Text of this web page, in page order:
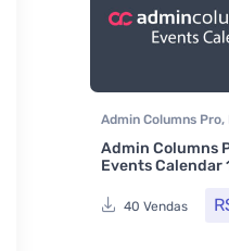
Admin Columns Pro,
Admin Columns
Events Calendar
40 Vendas